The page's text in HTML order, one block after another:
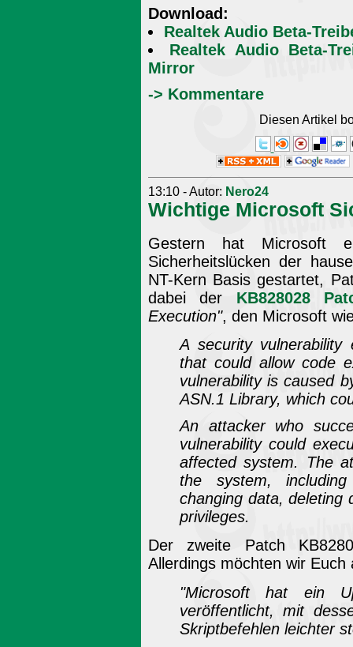
Download:
Realtek Audio Beta-
Realtek Audio Beta-
Mirror
-> Kommentare
Diesen Artikel
13:10 - Autor: Nero24
Wichtige Microsoft
Gestern hat Microsoft
Sicherheitslücken der
NT-Kern Basis gestartet,
dabei der KB828028
Execution", den Microsoft
A security
that could allow code
vulnerability is caused
ASN.1 Library, which
An attacker who
vulnerability could
affected system. The
the system,
changing data, deleting
privileges.
Der zweite Patch
Allerdings möchten wir
"Microsoft hat ein
veröffentlicht, mit
Skriptbefehlen leichter